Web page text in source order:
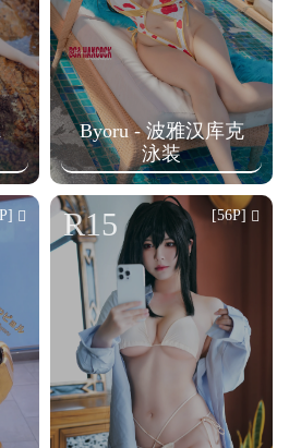
i
g
a
t
i
o
n
Byoru - 波雅汉库克
泳装
R15 [56P]